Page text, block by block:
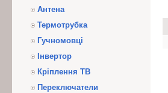
Антена
Термотрубка
Гучномовці
Інвертор
Кріплення ТВ
Переключатели